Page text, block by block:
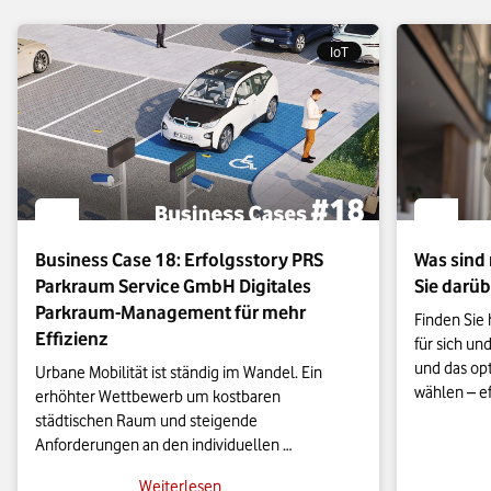
„Einstellungen | Mobilfunk | Datenoptionen | Sprache &
Daten“ mit dem Schalter „VoLTE“ bzw. „Vo5G“.
Finden Sie die Optionen in Android oder iOS nicht, unterstützt
Ihr Anbieter diese Funktionen nicht.Mobilfunkverträge von
Vodafonebeinhalten immer VoLTE und zunehmend auch
Vo5G.
IoT
Business Case 18: Erfolgsstory PRS
Parkraum Service GmbH Digitales
Parkraum-Management für mehr
Effizienz
Urbane Mobilität ist ständig im Wandel. Ein
erhöhter Wettbewerb um kostbaren
städtischen Raum und steigende
Anforderungen an den individuellen
Weiterlesen
Was
Sie
Finden Sie
für sich
und das
wählen –